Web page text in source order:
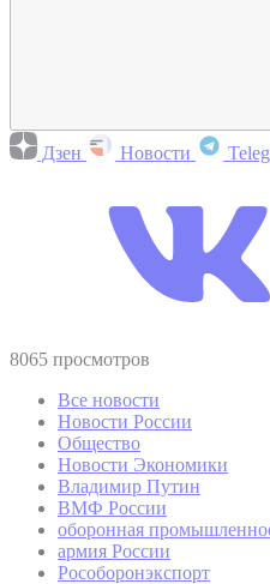
Дзен Новости
8065 просмотров
Все новости
Новости России
Общество
Новости Экономики
Владимир Путин
ВМФ России
оборонная
армия России
Рособоронэкспорт